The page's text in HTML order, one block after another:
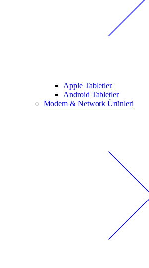
Apple Tabletler
Android Tabletler
Modem & Network Ürünleri